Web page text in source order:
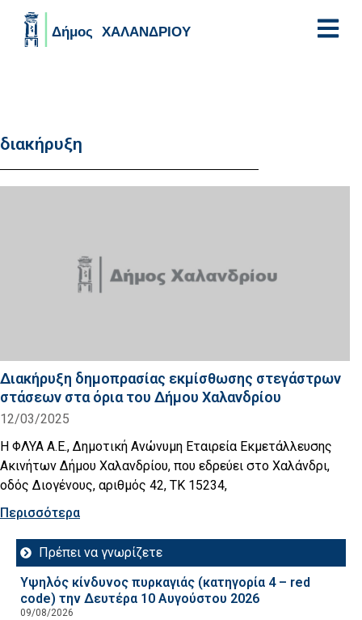
διακήρυξη
Διακήρυξη δημοπρασίας εκμίσθωσης στεγάστρων
στάσεων στα όρια του Δήμου Χαλανδρίου
12/03/2025
Η ΦΛΥΑ Α.Ε., Δημοτική Ανώνυμη Εταιρεία Εκμετάλλευσης
Ακινήτων Δήμου Χαλανδρίου, που εδρεύει στο Χαλάνδρι,
οδός Διογένους, αριθμός 42, ΤΚ 15234,
Περισσότερα
Πρέπει να γνωρίζετε
Υψηλός κίνδυνος πυρκαγιάς (κατηγορία 4 – red
code) την Δευτέρα 10 Αυγούστου 2026
09/08/2026